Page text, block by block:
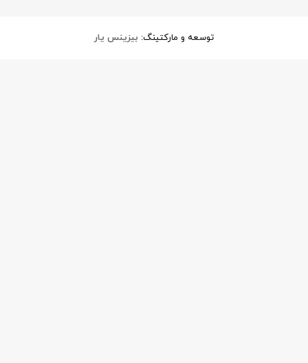
توسعه و مارکتینگ: بیزینس یار